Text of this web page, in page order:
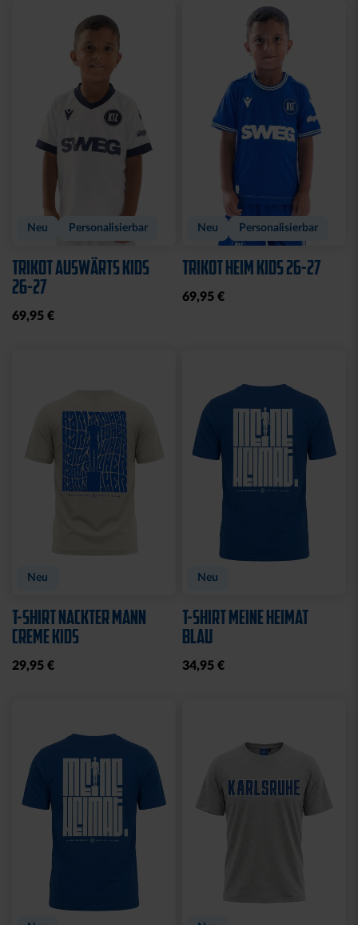
Neu Personalisierbar
TRIKOT AUSWÄRTS KIDS
26-27
69,95 €
Neu Personalisierbar
TRIKOT HEIM KIDS 26-27
69,95 €
Neu
T-SHIRT NACKTER MANN
CREME KIDS
29,95 €
Neu
T-SHIRT MEINE HEIMAT
BLAU
34,95 €